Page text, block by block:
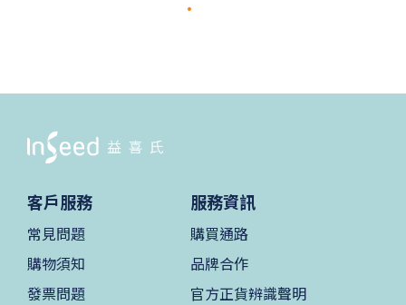
客戶服務
常見問題
購物須知
發票問題
服務資訊
購買通路
品牌合作
官方正貨辨識聲明